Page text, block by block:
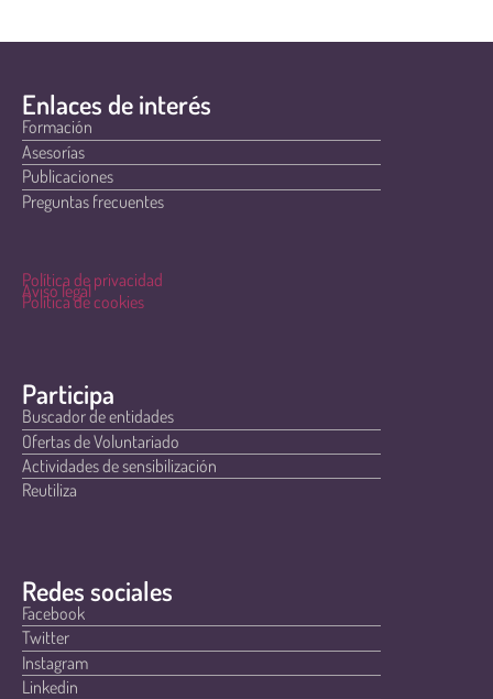
Enlaces de interés
Formación
Asesorías
Publicaciones
Preguntas frecuentes
Política de privacidad
Aviso legal
Política de cookies
Participa
Buscador de entidades
Ofertas de Voluntariado
Actividades de sensibilización
Reutiliza
Redes sociales
Facebook
Twitter
Instagram
Linkedin